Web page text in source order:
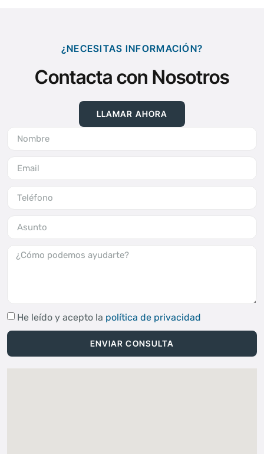
¿NECESITAS INFORMACIÓN?
Contacta con Nosotros
LLAMAR AHORA
He leído y acepto la política de privacidad
ENVIAR CONSULTA